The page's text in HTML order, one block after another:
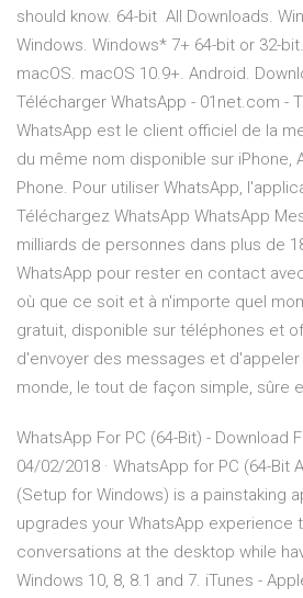
should know. 64-bit All Downloads.
Windows. Windows* 7+ 64-bit or 32-
macOS. macOS 10.9+. Android.
Télécharger WhatsApp - 01net.com -
WhatsApp est le client officiel de la
du même nom disponible sur iPhone,
Phone. Pour utiliser WhatsApp,
Téléchargez WhatsApp WhatsApp
milliards de personnes dans plus de
WhatsApp pour rester en contact
où que ce soit et à n'importe quel
gratuit, disponible sur téléphones et
d'envoyer des messages et
monde, le tout de façon simple, sûre
WhatsApp For PC (64-Bit) - Download
04/02/2018 · WhatsApp for PC (64-Bit
(Setup for Windows) is a painstaking
upgrades your WhatsApp experience
conversations at the desktop while
Windows 10, 8, 8.1 and 7. iTunes -